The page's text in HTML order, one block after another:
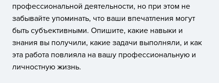
профессиональной деятельности, но при этом не
забывайте упоминать, что ваши впечатления могут
быть субъективными. Опишите, какие навыки и
знания вы получили, какие задачи выполняли, и как
эта работа повлияла на вашу профессиональную и
личностную жизнь.